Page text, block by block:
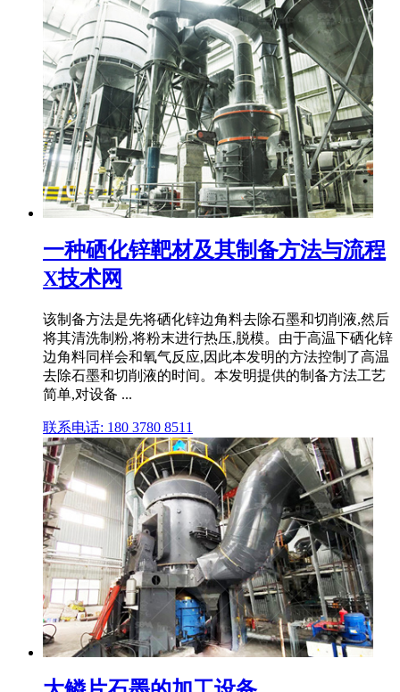
一种硒化锌靶材及其制备方法与流程
X技术网
该制备方法是先将硒化锌边角料去除石墨和切削液,然后
将其清洗制粉,将粉末进行热压,脱模。由于高温下硒化锌
边角料同样会和氧气反应,因此本发明的方法控制了高温
去除石墨和切削液的时间。本发明提供的制备方法工艺
简单,对设备 ...
联系电话: 180 3780 8511